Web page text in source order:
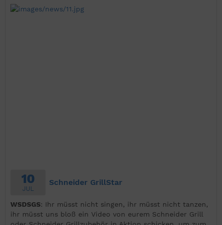
10
JUL
Schneider GrillStar
WSDSGS: Ihr müsst nicht singen, ihr müsst nicht tanzen,
ihr müsst uns bloß ein Video von eurem Schneider Grill